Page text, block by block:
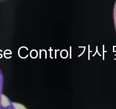
Control 가사